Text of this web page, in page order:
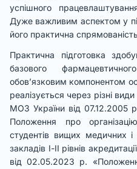
успішного
Дуже важливим аспектом у
його практична
Практична підготовка
базового
обов’язковим компонентом
реалізується через різні
МОЗ України від
Положення про
студентів вищих медичних
закладів І-ІІ рівнів
від 02.05.2023 р.